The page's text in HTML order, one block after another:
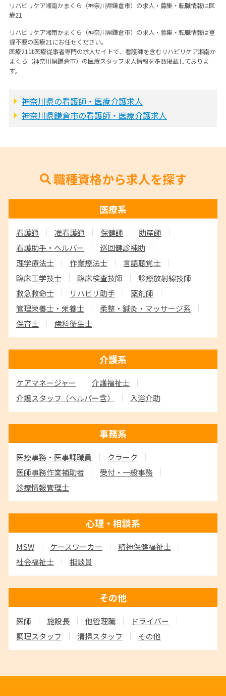
リハビリケア湘南かまくら（神奈川県鎌倉市）の求人・募集・転職情報は医
療21
リハビリケア湘南かまくら（神奈川県鎌倉市）の求人・募集・転職情報は登
録不要の医療21にお任せください。
医療21は医療従事者専門の求人サイトで、看護師を含むリハビリケア湘南か
まくら（神奈川県鎌倉市）の医療スタッフ求人情報を多数掲載しておりま
す。
神奈川県の看護師・医療介護求人
神奈川県鎌倉市の看護師・医療介護求人
職種資格から求人を探す
医療系
看護師 准看護師 保健師
助産師
看護助手・ヘルパー
巡回健診補助
理学療法士
作業療法士
言語聴覚士
臨床工学技士
臨床検査技師
診療放射線技師
救急救命士
リハビリ助手
薬剤師
管理栄養士・栄養士
柔整・鍼灸・マッサージ系
保育士
歯科衛生士
介護系
ケアマネージャー
介護福祉士
介護スタッフ （ヘルパー含） 入浴介助
事務系
医療事務・医事課職員
クラーク
医師事務作業補助者
受付・一般事務
診療情報管理士
心理・相談系
MSW ケースワーカー
精神保健福祉士
社会福祉士
相談員
その他
医師 施設長 他管理職
ドライバー
調理スタッフ
清掃スタッフ その他